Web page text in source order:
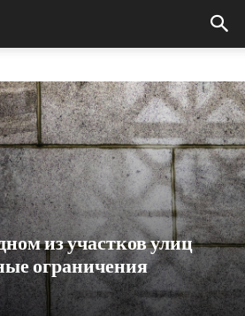
из участков улиц
ограничения